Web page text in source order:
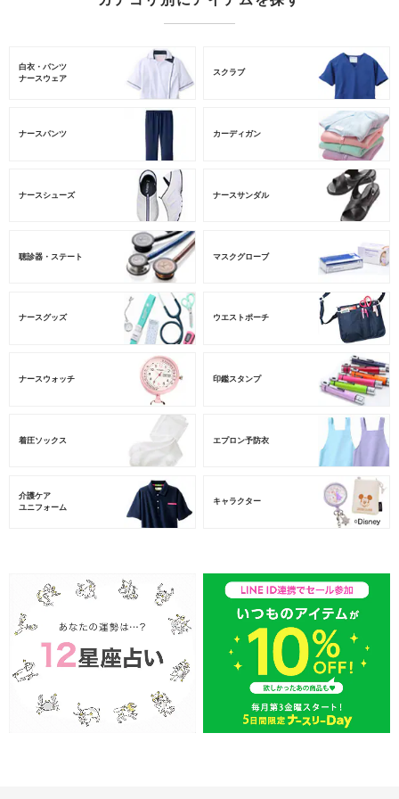
白衣・パンツ
ナースウェア
スクラブ
ナースパンツ カーディガン
ナースシューズ ナースサンダル
聴診器・ステート マスクグローブ
ナースグッズ ウエストポーチ
ナースウォッチ 印鑑スタンプ
着圧ソックス エプロン予防衣
介護ケア
ユニフォーム
キャラクター